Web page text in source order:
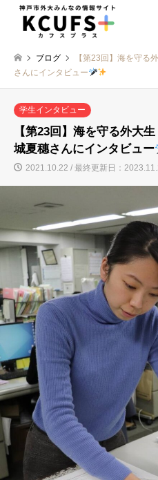
ブログ
【第23回】海を守る
さんにインタビュー
学生インタビュー
【第23回】海を守る外大
城夏穗さんにインタビュー
2021.10.22 / 最終更新日：